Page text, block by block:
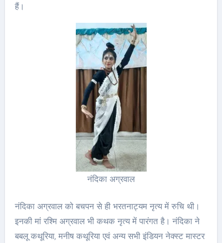
हैं।
नंदिका अग्रवाल
नंदिका अग्रवाल को बचपन से ही भरतनाट्यम नृत्य में रुचि थी।
इनकी मां रश्मि अग्रवाल भी कथक नृत्य में पारंगत है। नंदिका ने
बबलू कथूरिया, मनीष कथूरिया एवं अन्य सभी इंडियन नेक्स्ट मास्टर